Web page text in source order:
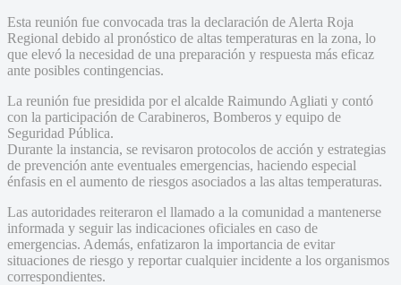
Esta reunión fue convocada tras la declaración de Alerta Roja
Regional debido al pronóstico de altas temperaturas en la zona, lo
que elevó la necesidad de una preparación y respuesta más eficaz
ante posibles contingencias.
La reunión fue presidida por el alcalde Raimundo Agliati y contó
con la participación de Carabineros, Bomberos y equipo de
Seguridad Pública.
Durante la instancia, se revisaron protocolos de acción y estrategias
de prevención ante eventuales emergencias, haciendo especial
énfasis en el aumento de riesgos asociados a las altas temperaturas.
Las autoridades reiteraron el llamado a la comunidad a mantenerse
informada y seguir las indicaciones oficiales en caso de
emergencias. Además, enfatizaron la importancia de evitar
situaciones de riesgo y reportar cualquier incidente a los organismos
correspondientes.